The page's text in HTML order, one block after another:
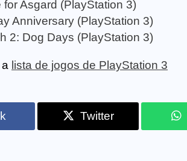
for Asgard (PlayStation 3)
Anniversary (PlayStation 3)
2: Dog Days (PlayStation 3)
lista de jogos de PlayStation 3
Twitter